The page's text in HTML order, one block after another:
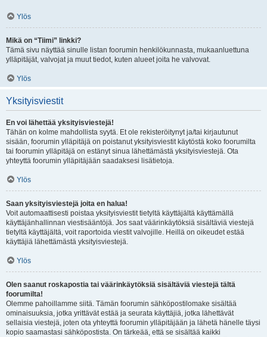
Ylös
Mikä on “Tiimi” linkki?
Tämä sivu näyttää sinulle listan foorumin henkilökunnasta, mukaanluettuna
ylläpitäjät, valvojat ja muut tiedot, kuten alueet joita he valvovat.
Ylös
Yksityisviestit
En voi lähettää yksityisviestejä!
Tähän on kolme mahdollista syytä. Et ole rekisteröitynyt ja/tai kirjautunut
sisään, foorumin ylläpitäjä on poistanut yksityisviestit käytöstä koko foorumilta
tai foorumin ylläpitäjä on estänyt sinua lähettämästä yksityisviestejä. Ota
yhteyttä foorumin ylläpitäjään saadaksesi lisätietoja.
Ylös
Saan yksityisviestejä joita en halua!
Voit automaattisesti poistaa yksityisviestit tietyltä käyttäjältä käyttämällä
käyttäjänhallinnan viestisääntöjä. Jos saat väärinkäytöksiä sisältäviä viestejä
tietyltä käyttäjältä, voit raportoida viestit valvojille. Heillä on oikeudet estää
käyttäjiä lähettämästä yksityisviestejä.
Ylös
Olen saanut roskapostia tai väärinkäytöksiä sisältäviä viestejä tältä
foorumilta!
Olemme pahoillamme siitä. Tämän foorumin sähköpostilomake sisältää
ominaisuuksia, jotka yrittävät estää ja seurata käyttäjiä, jotka lähettävät
sellaisia viestejä, joten ota yhteyttä foorumin ylläpitäjään ja lähetä hänelle täysi
kopio saamastasi sähköpostista. On tärkeää, että se sisältää kaikki